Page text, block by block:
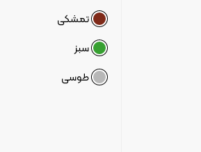
تمشکی
سبز
طوسی